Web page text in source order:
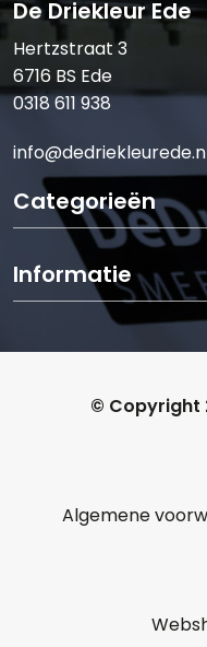
De Driekleur Ede
Hertzstraat 3
6716 BS Ede
0318 611 938
Categorieën
Informatie
© Copyright
Algemene